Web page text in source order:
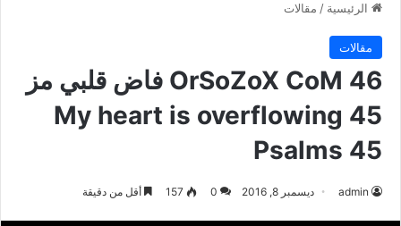
الرئيسية / مقالات
مقالات
OrSoZoX CoM 46 فاض قلبي مز
45 My heart is overflowing
Psalms 45
admin ديسمبر 8, 2016 0
157 أقل من دقيقة